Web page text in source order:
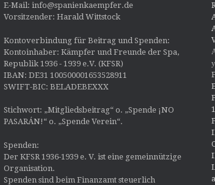
E-Mail: info@spanienkaempfer.de
Vorsitzender: Harald Wittstock
Kontoverbindung für Beitrag und Spenden:
Kontoinhaber: Kämpfer und Freunde der Spa,
Republik 1936 - 1939 e.V. (KFSR)
IBAN: DE31 100500001653528911
SWIFT-BIC: BELADEBEXXX
Stichwort: „Mitgliedsbeitrag“ o. „Spende ¡NO
PASARÁN!“ o. „Spende Verein“.
Spenden:
Der KFSR 1936-1939 e. V. ist eine gemeinnützige
Organisation.
Spenden sind beim Finanzamt steuerlich